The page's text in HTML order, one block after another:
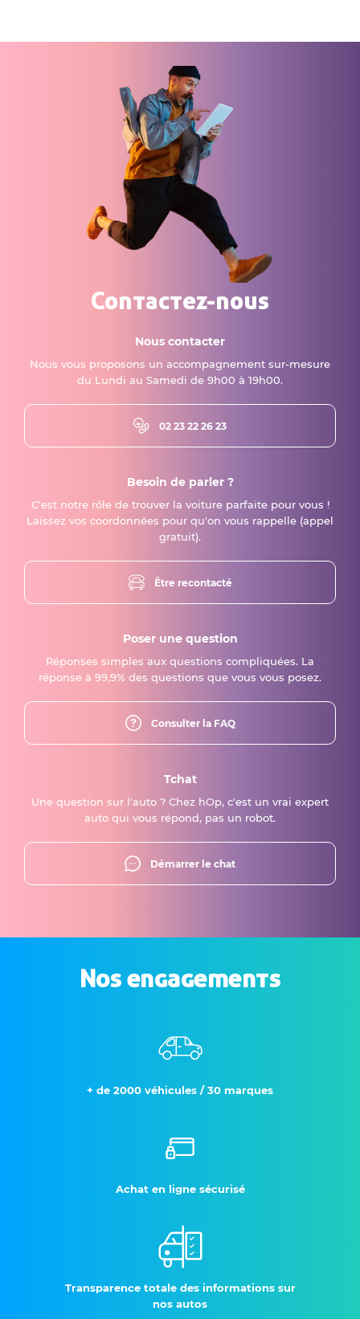
Contactez-nous
Nous contacter
Nous vous proposons un accompagnement sur-mesure
du Lundi au Samedi de 9h00 à 19h00.
02 23 22 26 23
Besoin de parler ?
C'est notre rôle de trouver la voiture parfaite pour vous !
Laissez vos coordonnées pour qu'on vous rappelle (appel
gratuit).
Être recontacté
Poser une question
Réponses simples aux questions compliquées. La
réponse à 99,9% des questions que vous vous posez.
Consulter la FAQ
Tchat
Une question sur l'auto ? Chez hOp, c'est un vrai expert
auto qui vous répond, pas un robot.
Démarrer le chat
Nos engagements
+ de 2000 véhicules / 30 marques
Achat en ligne sécurisé
Transparence totale des informations sur
nos autos